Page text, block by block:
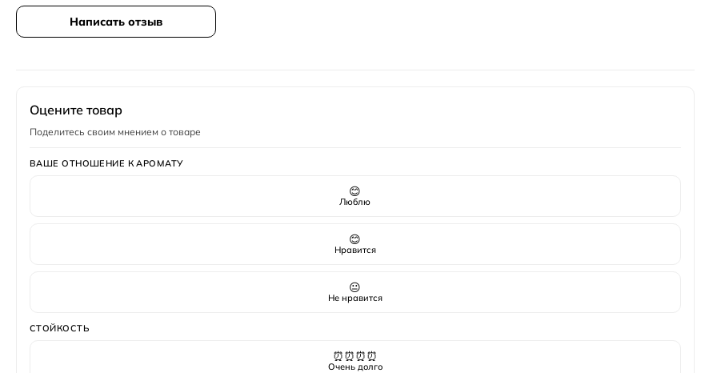
Возраст 35-45, 45 и более
Год создания 2015
Пол
Написать отзыв
Оцените товар
Поделитесь своим мнением о товаре
ВАШЕ ОТНОШЕНИЕ К АРОМАТУ
😊
Люблю
😊
Нравится
😐
Не нравится
СТОЙКОСТЬ
⏰⏰⏰⏰
Очень долго